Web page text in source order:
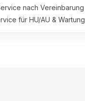
nach Vereinbarung
für HU/AU & Wartung